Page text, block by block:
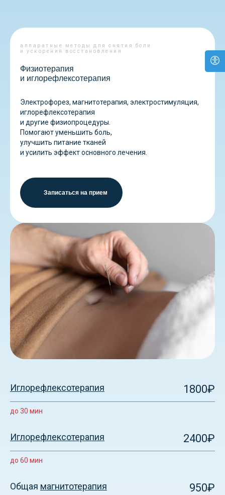
аппаратные методы для снятия боли
и ускорения восстановления
Физиотерапия
и иглорефлексотерапия
Электрофорез, магнитотерапия, электростимуляция,
иглорефлексотерапия
и другие физиопроцедуры.
Помогают уменьшить боль,
улучшить питание тканей
и усилить эффект основного лечения.
Записаться на прием
Иглорефлексотерапия 1800₽
до 30 мин
Иглорефлексотерапия 2400₽
до 60 мин
Общая магнитотерапия 950₽